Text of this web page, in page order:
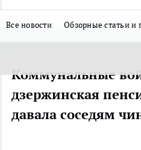
Все новости Обзорные статьи и
Коммунальные
дзержинская
давала соседям